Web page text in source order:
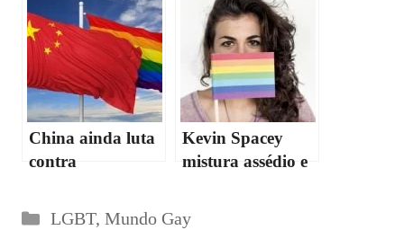
China ainda luta
contra
Kevin Spacey
mistura assédio e
Categorias
LGBT, Mundo Gay